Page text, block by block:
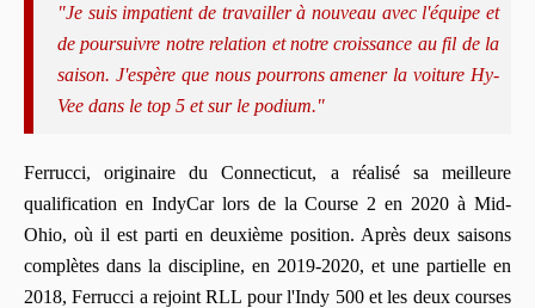
"Je suis impatient de travailler à nouveau avec l'équipe et
de poursuivre notre relation et notre croissance au fil de la
saison. J'espère que nous pourrons amener la voiture Hy-
Vee dans le top 5 et sur le podium."
Ferrucci, originaire du Connecticut, a réalisé sa meilleure
qualification en IndyCar lors de la Course 2 en 2020 à Mid-
Ohio, où il est parti en deuxième position. Après deux saisons
complètes dans la discipline, en 2019-2020, et une partielle en
2018, Ferrucci a rejoint RLL pour l'Indy 500 et les deux courses